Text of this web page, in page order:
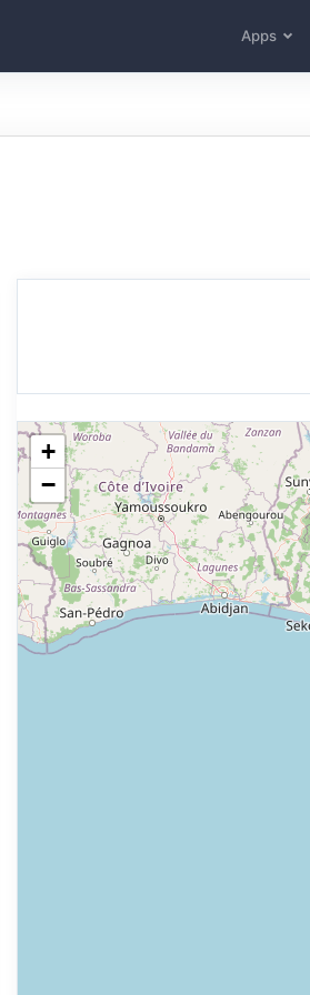
Apps
+
−